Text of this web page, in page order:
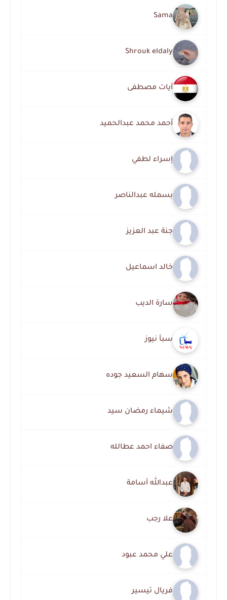
Sama
Shrouk eldaly
آيات مصطفى
أحمد محمد عبدالحميد
إسراء لطفي
بسمله عبدالناصر
جنة عبد العزيز
خالد اسماعيل
سارة الديب
سبأ نيوز
سهام السعيد جوده
شيماء رمضان سيد
صفاء احمد عطالله
عبدالله أسامة
علا رجب
علي محمد عبود
فريال تيسير